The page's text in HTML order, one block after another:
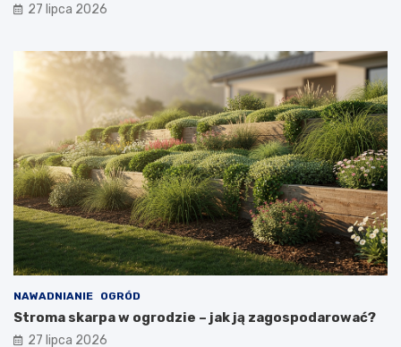
27 lipca 2026
NAWADNIANIE OGRÓD
Stroma skarpa w ogrodzie – jak ją zagospodarować?
27 lipca 2026